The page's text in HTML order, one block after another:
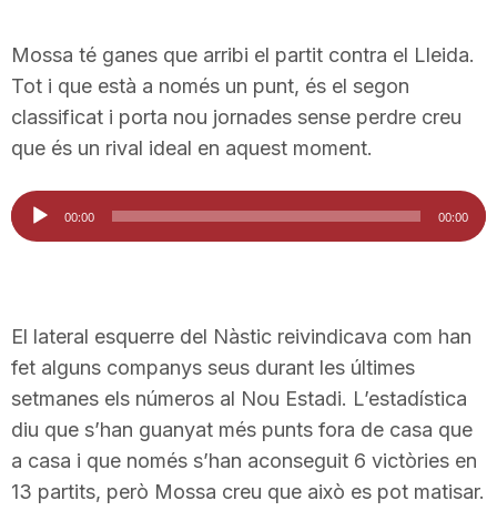
Mossa té ganes que arribi el partit contra el Lleida.
Tot i que està a només un punt, és el segon
classificat i porta nou jornades sense perdre creu
que és un rival ideal en aquest moment.
Reproductor
d'àudio
00:00 00:00
El lateral esquerre del Nàstic reivindicava com han
fet alguns companys seus durant les últimes
setmanes els números al Nou Estadi. L’estadística
diu que s’han guanyat més punts fora de casa que
a casa i que només s’han aconseguit 6 victòries en
13 partits, però Mossa creu que això es pot matisar.